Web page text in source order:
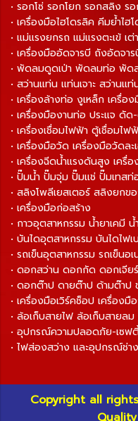
• รอกโซ่ รอกโยก รอกสลิง ร
• เครื่องมือไฮโดรลิค คีมย้ำไฮ
• แม่แรงยกรถ แม่แรงตะเข้ เต่
• เครื่องมืออัดจารบี ถังอัดจา
• พัดลมดูดเป่า พัดลมท่อ พัด
• สว่านแท่น แท่นเจาะ สว่านแท่
• เครื่องล้างท่อ งูเหล็ก เครื่
• เครื่องมืองานท่อ ประแจ ดั
• เครื่องเชื่อมไฟฟ้า ตู้เชื่อมไ
• เครื่องมือวัด เครื่องมือวัดละ
• เครื่องฉีดน้ำแรงดันสูง เครื่
• ปั๊มน้ำ ปั๊มจุ่ม ปั๊มแช่ ปั๊มเทส
• สลิงโพลีเยสเตอร์ สลิงยกข
• เครื่องมือก่อสร้าง
• กาวอุตสาหกรรม น้ำยาเคมี น้
• บันไดอุตสาหกรรม บันไดไฟ
• รถเข็นอุตสาหกรรม รถเข็นอ
• ดอกสว่าน ดอกกัด ดอกเจีย
• ดอกต๊าป ดายต๊าป ด้ามต๊าป
• เครื่องมือเวิร์คช็อป เครื่องมื
• ล้อเก็บสายไฟ ล้อเก็บสายลม
• อุปกรณ์ความปลอดภัย-เซ
• ไฟส่องสว่าง และอุปกรณ์ช่า
Copyright all